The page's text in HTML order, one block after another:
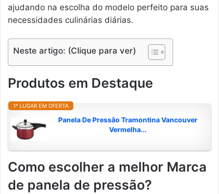
ajudando na escolha do modelo perfeito para suas
necessidades culinárias diárias.
Neste artigo: (Clique para ver)
Produtos em Destaque
1º LUGAR EM OFERTA
Panela De Pressão Tramontina Vancouver
Vermelha...
Como escolher a melhor Marca
de panela de pressão?